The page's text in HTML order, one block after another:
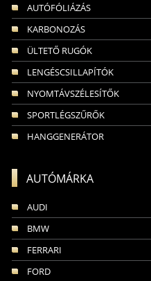
AUTÓFÓLIÁZÁS
KARBONOZÁS
ÜLTETŐ RUGÓK
LENGÉSCSILLAPÍTÓK
NYOMTÁVSZÉLESÍTŐK
SPORTLÉGSZŰRŐK
HANGGENERÁTOR
AUTÓMÁRKA
AUDI
BMW
FERRARI
FORD